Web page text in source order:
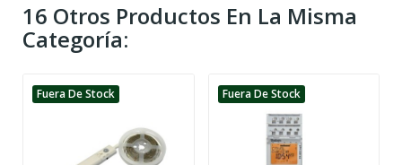
16 Otros Productos En La Misma
Categoría:
Fuera De Stock Fuera De Stock